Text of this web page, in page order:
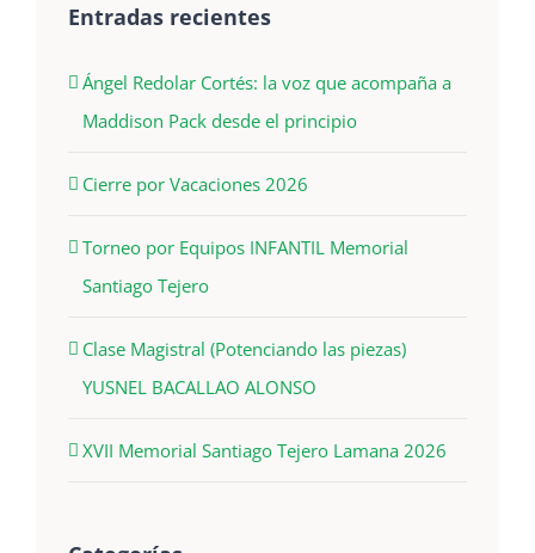
Entradas recientes
Ángel Redolar Cortés: la voz que acompaña a
Maddison Pack desde el principio
Cierre por Vacaciones 2026
Torneo por Equipos INFANTIL Memorial
Santiago Tejero
Clase Magistral (Potenciando las piezas)
YUSNEL BACALLAO ALONSO
XVII Memorial Santiago Tejero Lamana 2026